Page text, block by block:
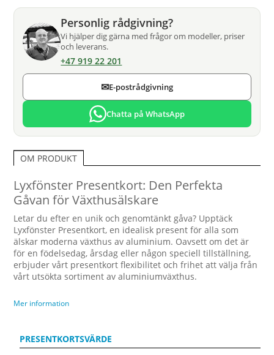
Personlig rådgivning?
Vi hjälper dig gärna med frågor om modeller, priser
och leverans.
+47 919 22 201
✉E-postrådgivning
Chatta på WhatsApp
OM PRODUKT
Lyxfönster Presentkort: Den Perfekta
Gåvan för Växthusälskare
Letar du efter en unik och genomtänkt gåva? Upptäck
Lyxfönster Presentkort, en idealisk present för alla som
älskar moderna växthus av aluminium. Oavsett om det är
för en födelsedag, årsdag eller någon speciell tillställning,
erbjuder vårt presentkort flexibilitet och frihet att välja från
vårt utsökta sortiment av aluminiumväxthus.
Varför Välja ett Lyxfönster Presentkort?
för alla köp av aluminiumväxthus i vår e-butik. Det är
perfekt för dem som uppskattar skönheten och
Mer information
PRESENTKORTSVÄRDE